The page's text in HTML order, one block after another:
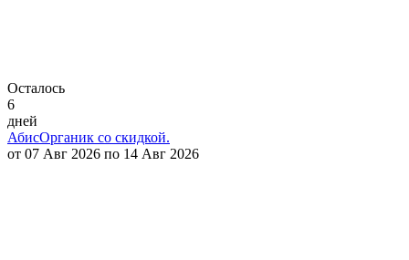
Осталось
6
дней
АбисОрганик со скидкой.
от 07 Авг 2026 по 14 Авг 2026